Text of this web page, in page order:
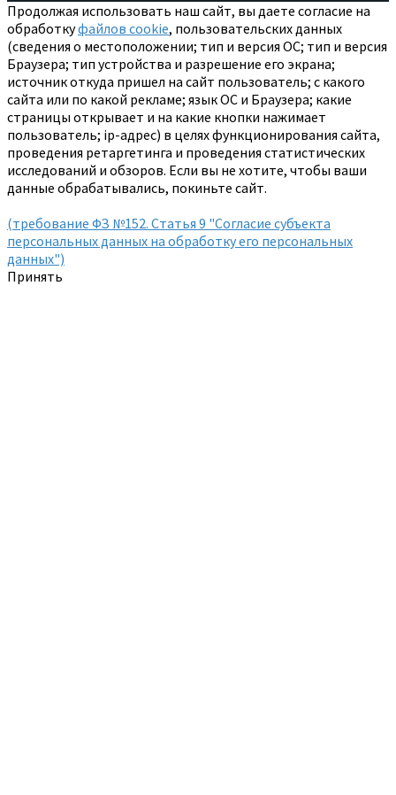
Продолжая использовать наш сайт, вы даете согласие на
обработкуфайлов cookie, пользовательских данных
(сведения о местоположении; тип и версия ОС; тип и версия
Браузера; тип устройства и разрешение его экрана;
источник откуда пришел на сайт пользователь; с какого
сайта или по какой рекламе; язык ОС и Браузера; какие
страницы открывает и на какие кнопки нажимает
пользователь; ip-адрес) в целях функционирования сайта,
проведения ретаргетинга и проведения статистических
исследований и обзоров. Если вы не хотите, чтобы ваши
данные обрабатывались, покиньте сайт.
(требование ФЗ №152. Статья 9 "Согласие субъекта
персональных данных на обработку его персональных
данных")
Принять